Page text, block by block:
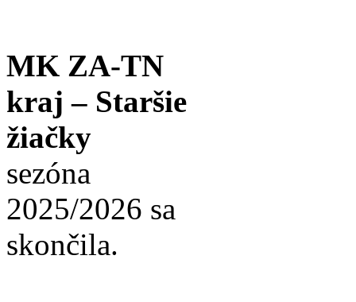
MK ZA-TN
kraj – Staršie
žiačky
sezóna
2025/2026 sa
skončila.